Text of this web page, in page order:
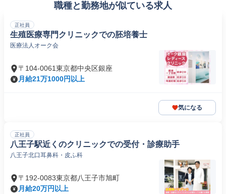
職種と勤務地が似ている求人
正社員
生殖医療専門クリニックでの胚培養士
医療法人オーク会
〒104-0061東京都中央区銀座
月給21万1000円以上
気になる
正社員
八王子駅近くのクリニックでの受付・診療助手
八王子北口耳鼻科・皮ふ科
〒192-0083東京都八王子市旭町
月給20万円以上